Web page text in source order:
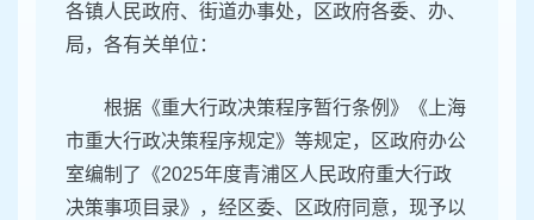
各镇人民政府、街道办事处，区政府各委、办、
局，各有关单位：
根据《重大行政决策程序暂行条例》《上海
市重大行政决策程序规定》等规定，区政府办公
室编制了《2025年度青浦区人民政府重大行政
决策事项目录》，经区委、区政府同意，现予以